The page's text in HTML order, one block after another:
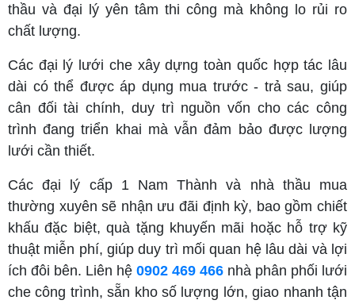
thầu và đại lý yên tâm thi công mà không lo rủi ro
chất lượng.
Các đại lý lưới che xây dựng toàn quốc hợp tác lâu
dài có thể được áp dụng mua trước - trả sau, giúp
cân đối tài chính, duy trì nguồn vốn cho các công
trình đang triển khai mà vẫn đảm bảo được lượng
lưới cần thiết.
Các đại lý cấp 1 Nam Thành và nhà thầu mua
thường xuyên sẽ nhận ưu đãi định kỳ, bao gồm chiết
khấu đặc biệt, quà tặng khuyến mãi hoặc hỗ trợ kỹ
thuật miễn phí, giúp duy trì mối quan hệ lâu dài và lợi
ích đôi bên. Liên hệ 0902 469 466 nhà phân phối lưới
che công trình, sẵn kho số lượng lớn, giao nhanh tận